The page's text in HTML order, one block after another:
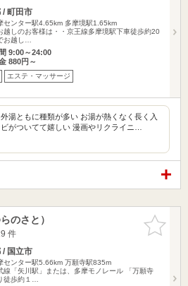
/ 町田市
センター駅4.65km 多摩境駅1.65km
越しのお客様は・・京王線多摩境駅下車徒歩約20
お越し…
9:00～24:00
880円～
エステ・マッサージ
湯ともに種類が多い お湯が熱くなく長く入
がついてて嬉しい 漫画やリクライニ…
お気に入
りに追加
のさと）
件
/ 国立市
センター駅5.66km 万願寺駅835m
線「矢川駅」または、多摩モノレール 「万願寺
徒歩約１…